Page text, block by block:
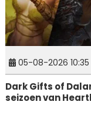
05-08-2026 10:35
Dark Gifts of
seizoen van